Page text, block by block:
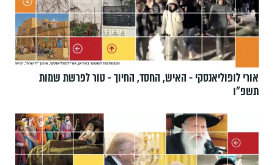
אורי לופוליאנסקי - האיש, החסד, החיוך - טור לפרשת שמות
תשפ״ו